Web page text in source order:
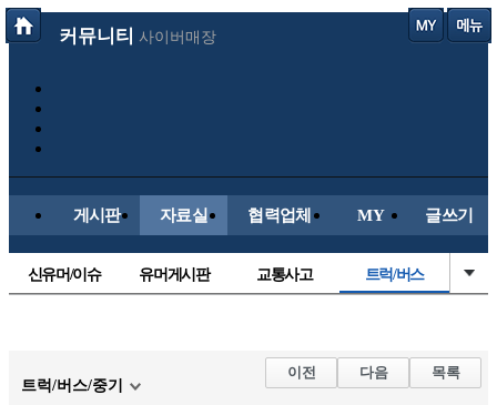
커뮤니티 사이버매장
게시판 자료실 협력업체 MY 글쓰기
신유머/이슈 유머게시판 교통사고 트럭/버스
레이싱모델 자유사진
군사/무기 항공/해운/철도
트럭/버스/중기
이전 다음 목록